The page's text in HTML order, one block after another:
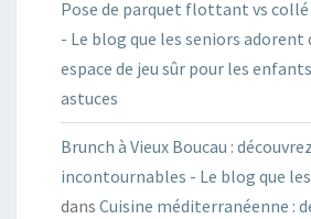
Pose de parquet flottant vs collé
- Le blog que les seniors adorent
espace de jeu sûr pour les
astuces
Brunch à Vieux Boucau :
incontournables - Le blog que
dans Cuisine méditerranéenne :